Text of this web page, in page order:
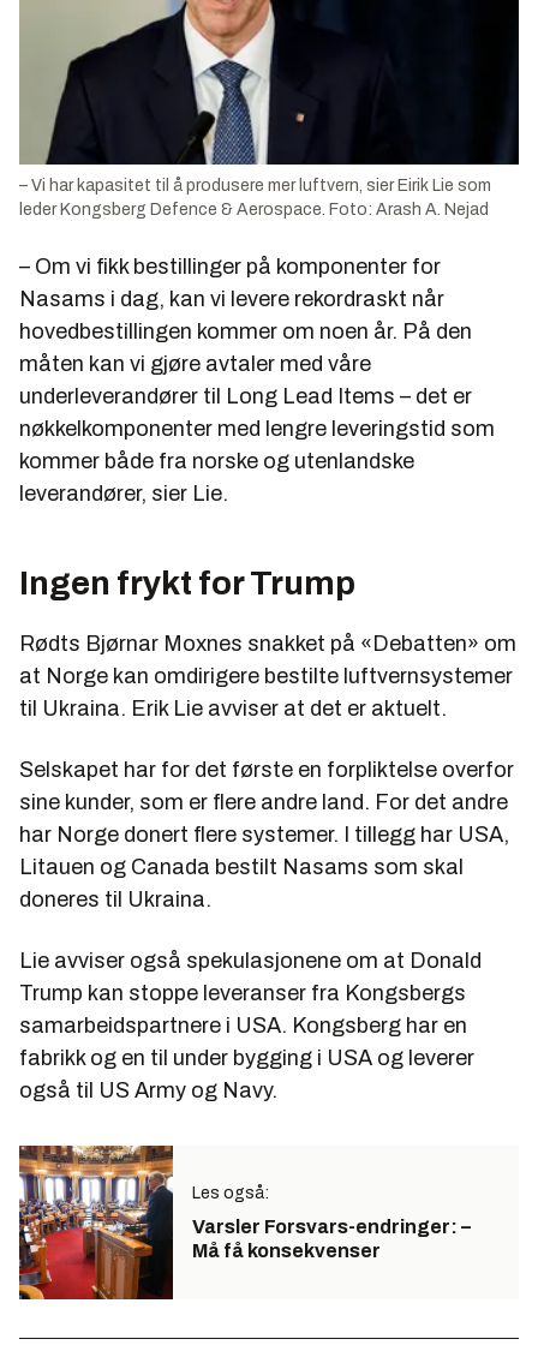
– Vi har kapasitet til å produsere mer luftvern, sier Eirik Lie som
leder Kongsberg Defence & Aerospace. Foto: Arash A. Nejad
– Om vi fikk bestillinger på komponenter for
Nasams i dag, kan vi levere rekordraskt når
hovedbestillingen kommer om noen år. På den
måten kan vi gjøre avtaler med våre
underleverandører til Long Lead Items – det er
nøkkelkomponenter med lengre leveringstid som
kommer både fra norske og utenlandske
leverandører, sier Lie.
Ingen frykt for Trump
Rødts Bjørnar Moxnes snakket på «Debatten» om
at Norge kan omdirigere bestilte luftvernsystemer
til Ukraina. Erik Lie avviser at det er aktuelt.
Selskapet har for det første en forpliktelse overfor
sine kunder, som er flere andre land. For det andre
har Norge donert flere systemer. I tillegg har USA,
Litauen og Canada bestilt Nasams som skal
doneres til Ukraina.
Lie avviser også spekulasjonene om at Donald
Trump kan stoppe leveranser fra Kongsbergs
samarbeidspartnere i USA. Kongsberg har en
fabrikk og en til under bygging i USA og leverer
også til US Army og Navy.
Les også:
Varsler Forsvars-endringer: –
Må få konsekvenser